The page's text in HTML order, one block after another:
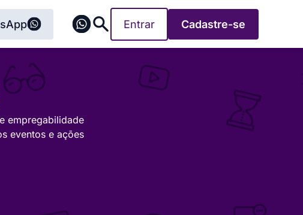
Entrar Cadastre-se
empregabilidade
eventos e ações